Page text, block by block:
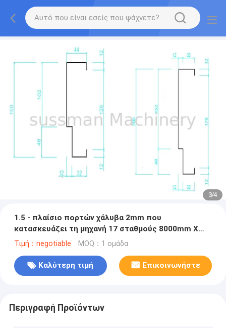
3/4
1.5 - πλαίσιο πορτών χάλυβα 2mm που
κατασκευάζει τη μηχανή 17 σταθμούς 8000mm X
800mm X 800mm
Τιμή：negotiable MOQ：1 ομάδα
Καλύτερη τιμή Επικοινωνήστε
Περιγραφή Προϊόντων